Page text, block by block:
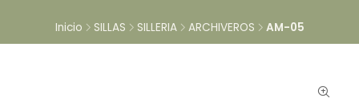
Inicio SILLAS SILLERIA ARCHIVEROS AM-05